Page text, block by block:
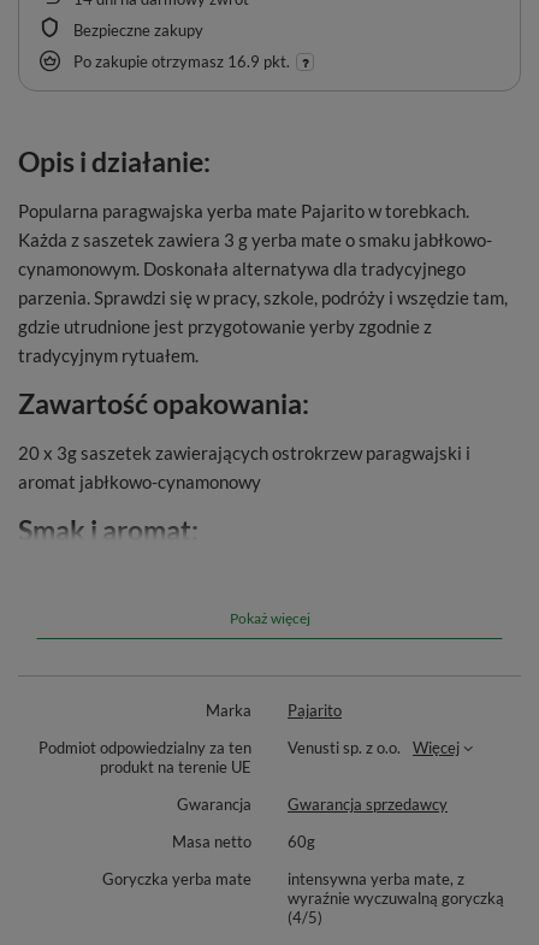
Bezpieczne zakupy
Po zakupie otrzymasz 16.9 pkt.
Opis i działanie:
Popularna paragwajska yerba mate Pajarito w torebkach.
Każda z saszetek zawiera 3 g yerba mate o smaku jabłkowo-
cynamonowym. Doskonała alternatywa dla tradycyjnego
parzenia. Sprawdzi się w pracy, szkole, podróży i wszędzie tam,
gdzie utrudnione jest przygotowanie yerby zgodnie z
tradycyjnym rytuałem.
Zawartość opakowania:
20 x 3g saszetek zawierających ostrokrzew paragwajski i
aromat jabłkowo-cynamonowy
Smak i aromat:
połączeniem jabłka i cynamonu.Pokaż więcej
Marka
Pajarito
Podmiot odpowiedzialny za ten
produkt na terenie UE
Venusti sp. z o.o. Więcej
Gwarancja
Gwarancja sprzedawcy
Masa netto
60g
Goryczka yerba mate
intensywna yerba mate, z
wyraźnie wyczuwalną goryczką
(4/5)